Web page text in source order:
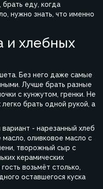
брать еду, когда
нужно знать, что именно
и хлебных
Без него даже самые
Лучше брать разные
с кунжутом, гренки. Не
брать одной рукой, а
- нарезанный хлеб
оливковое масло с
творожный сыр с
керамических
возьмёт столько,
оставшегося куска